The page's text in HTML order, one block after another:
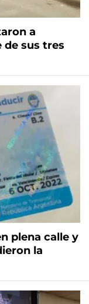
a
de sus tres
plena calle y
la